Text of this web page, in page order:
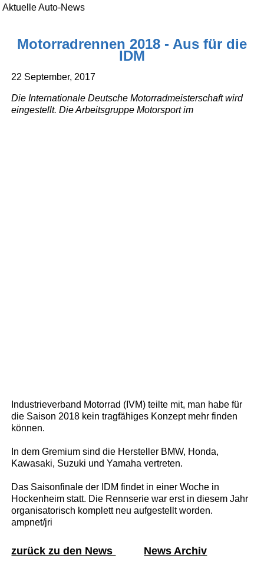
Aktuelle Auto-News
Motorradrennen 2018 - Aus für die
IDM
22 September, 2017
Die Internationale Deutsche Motorradmeisterschaft wird
eingestellt. Die Arbeitsgruppe Motorsport im
Industrieverband Motorrad (IVM) teilte mit, man habe für
die Saison 2018 kein tragfähiges Konzept mehr finden
können.
In dem Gremium sind die Hersteller BMW, Honda,
Kawasaki, Suzuki und Yamaha vertreten.
Das Saisonfinale der IDM findet in einer Woche in
Hockenheim statt. Die Rennserie war erst in diesem Jahr
organisatorisch komplett neu aufgestellt worden.
ampnet/jri
zurück zu den News News Archiv